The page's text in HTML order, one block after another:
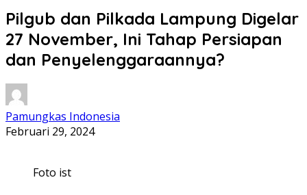
Pilgub dan Pilkada Lampung Digelar
27 November, Ini Tahap Persiapan
dan Penyelenggaraannya?
Pamungkas Indonesia
Februari 29, 2024
Foto ist